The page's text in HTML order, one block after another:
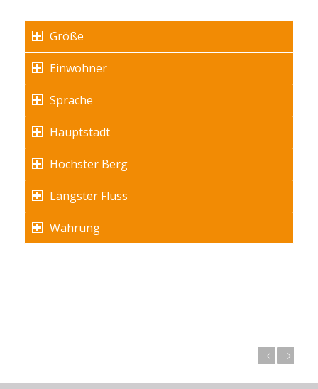
Größe
Einwohner
Sprache
Hauptstadt
Höchster Berg
Längster Fluss
Währung